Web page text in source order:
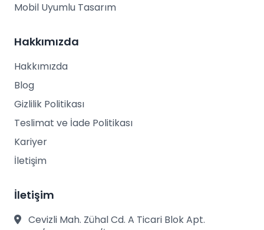
Mobil Uyumlu Tasarım
Hakkımızda
Hakkımızda
Blog
Gizlilik Politikası
Teslimat ve İade Politikası
Kariyer
İletişim
İletişim
Cevizli Mah. Zühal Cd. A Ticari Blok Apt.